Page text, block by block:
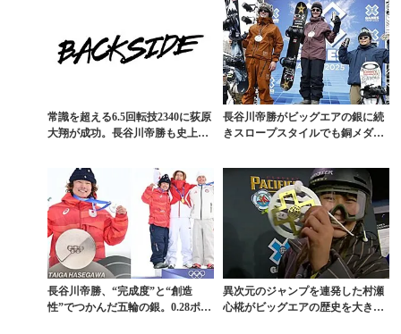
常識を超える6.5回転技2340に荻原
大翔が成功。長谷川帝勝も史上初
長谷川帝勝がビッグエアの銀に続
きスロープスタイルでも銅メダル
長谷川帝勝、“完成度”と“創造
性”でつかんだ五輪の銀。0.28ポイ
異次元のジャンプを連発した村瀬
心椛がビッグエアの歴史を大きく